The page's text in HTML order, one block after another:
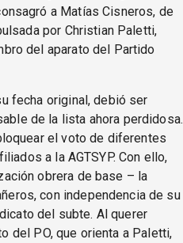
a Matías Cisneros, de
por Christian Paletti,
del aparato del Partido
fecha original, debió ser
de la lista ahora perdidosa.
el voto de diferentes
a la AGTSYP. Con ello,
obrera de base – la
con independencia de su
del subte. Al querer
del PO, que orienta a Paletti,